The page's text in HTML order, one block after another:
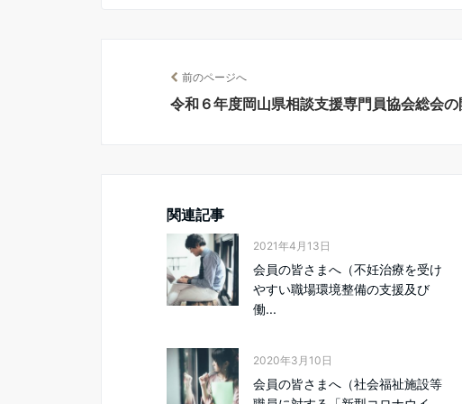
前のページへ
令和６年度岡山県相談支援専門員協会総会
関連記事
2021年4月13日
会員の皆さまへ（不妊治療を受け
やすい職場環境整備の支援及び
働...
2020年3月10日
会員の皆さまへ（社会福祉施設等